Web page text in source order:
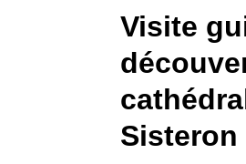
Visite
Sisteron